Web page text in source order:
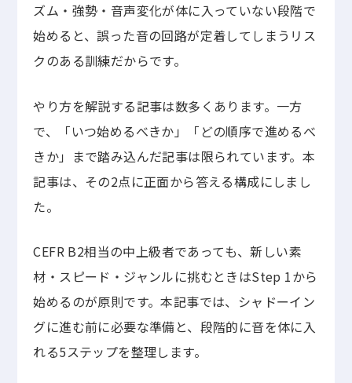
ズム・強勢・音声変化が体に入っていない段階で
始めると、誤った音の回路が定着してしまうリス
クのある訓練だからです。
やり方を解説する記事は数多くあります。一方
で、「いつ始めるべきか」「どの順序で進めるべ
きか」まで踏み込んだ記事は限られています。本
記事は、その2点に正面から答える構成にしまし
た。
CEFR B2相当の中上級者であっても、新しい素
材・スピード・ジャンルに挑むときはStep 1から
始めるのが原則です。本記事では、シャドーイン
グに進む前に必要な準備と、段階的に音を体に入
れる5ステップを整理します。